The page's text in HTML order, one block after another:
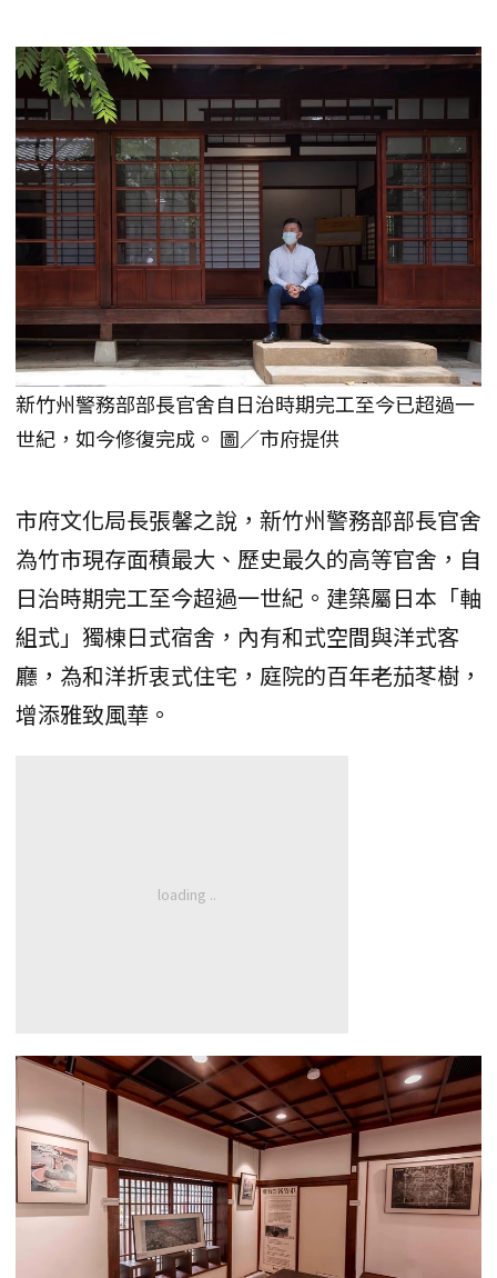
新竹州警務部部長官舍自日治時期完工至今已超過一
世紀，如今修復完成。 圖／市府提供
市府文化局長張馨之說，新竹州警務部部長官舍
為竹市現存面積最大、歷史最久的高等官舍，自
日治時期完工至今超過一世紀。建築屬日本「軸
組式」獨棟日式宿舍，內有和式空間與洋式客
廳，為和洋折衷式住宅，庭院的百年老茄苳樹，
增添雅致風華。